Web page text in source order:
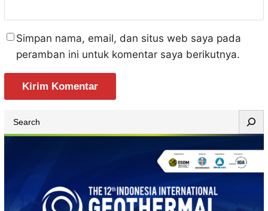
Simpan nama, email, dan situs web saya pada
peramban ini untuk komentar saya berikutnya.
e